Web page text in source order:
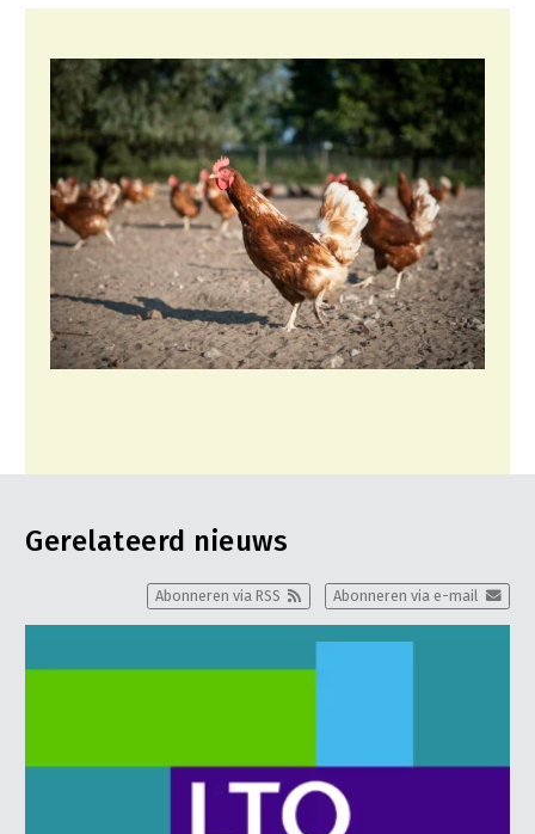
Gerelateerd nieuws
Abonneren via e-mail
Abonneren via RSS